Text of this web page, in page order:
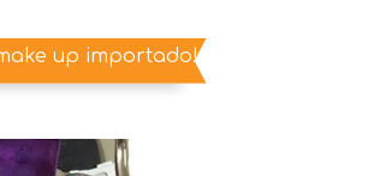
up importado!